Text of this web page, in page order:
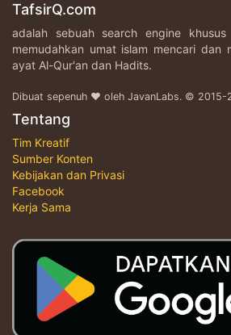
TafsirQ.com
adalah sebuah search engine
memudahkan umat islam mencari dan
ayat Al-Qur'an dan Hadits.
Dibuat sepenuh ♥ oleh JavanLabs. © 2015-
Tentang
Tim Kreatif
Sumber Konten
Kebijakan dan Privasi
Facebook
Kerja Sama